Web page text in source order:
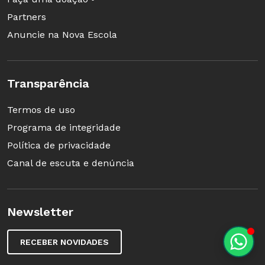
considerada inovadora? (justificativa); O que te
motivou a buscar essa inovação? (objetivo); Que
diferença você observou na vida dos seus
alunos depois que começou a desenvolver esse
*Esta reportagem foi publicada originalmente
no site do Porvir
Partners
Anuncie na Nova Escola
Transparência
Termos de uso
Programa de integridade
Política de privacidade
Canal de escuta e denúncia
Newsletter
RECEBER NOVIDADES